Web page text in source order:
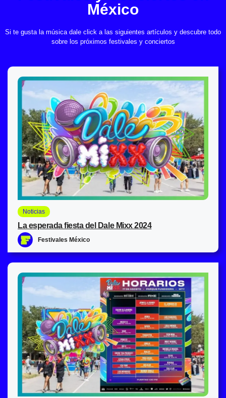
México
Si te gusta la música dale click a las siguientes artículos y descubre todo
sobre los próximos festivales y conciertos
Noticias
La esperada fiesta del Dale Mixx 2024
Festivales México